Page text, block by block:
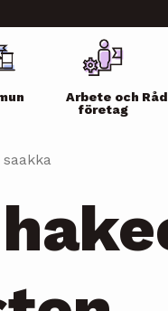
Arbete och
företag